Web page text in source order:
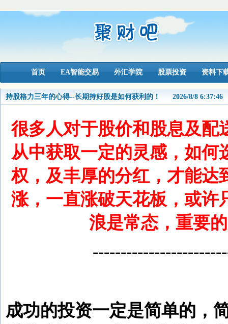
首页 EA智能交易 外汇学院 股票投资 资料下
持股格力三年的心得--长期持好股是如何获利的！ 2026/8/8 6:37:46
很多人对于股价和股息及配
从中获取一定的灵感，如何
权，及丰厚的分红，才能达
涨，一直涨破天花板，或许
浪是常态，重要
成功的投资一定是简单的，